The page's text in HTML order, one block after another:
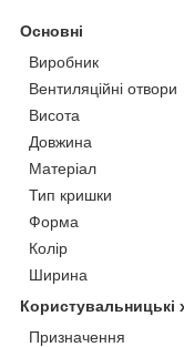
Основні
Виробник
Вентиляційні отвори
Висота
Довжина
Матеріал
Тип кришки
Форма
Колір
Ширина
Користувальницькі
Призначення